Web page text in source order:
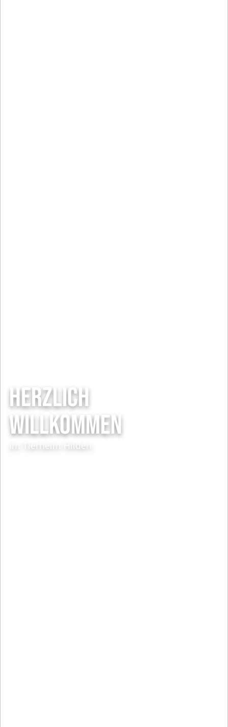
HERZLICH
WILLKOMMEN
im Tierheim Hilden.